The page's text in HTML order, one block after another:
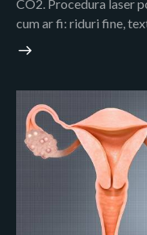
CO2. Procedura laser
cum ar fi: riduri fine,